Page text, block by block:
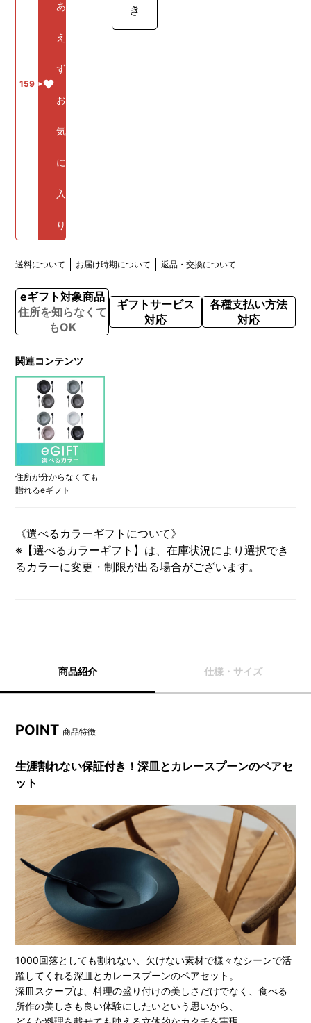
159
あ
え
ず
お
気
に
入
り
き
送料について お届け時期について 返品・交換について
eギフト対象商品
住所を知らなくて
もOK
ギフトサービス
対応
各種支払い方法
対応
関連コンテンツ
住所が分からなくても
贈れるeギフト
《選べるカラーギフトについて》
※【選べるカラーギフト】は、在庫状況により選択でき
るカラーに変更・制限が出る場合がございます。
商品紹介 仕様・サイズ
POINT商品特徴
生涯割れない保証付き！深皿とカレースプーンのペアセ
ット
1000回落としても割れない、欠けない素材で様々なシーンで活
躍してくれる深皿とカレースプーンのペアセット。
深皿スクープは、料理の盛り付けの美しさだけでなく、食べる
所作の美しさも良い体験にしたいという思いから、